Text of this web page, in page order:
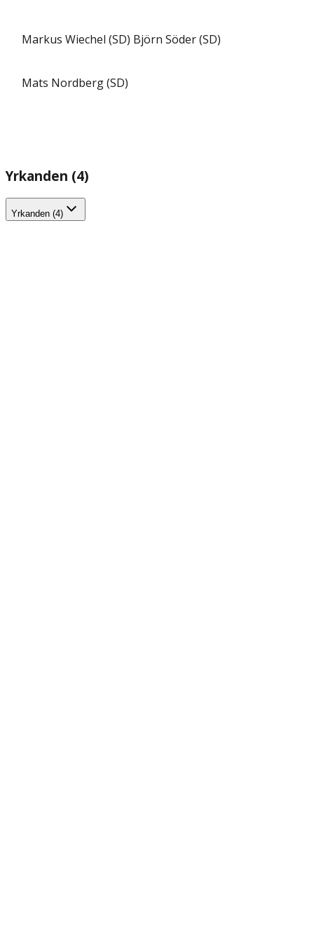
Markus Wiechel (SD) Björn Söder (SD)
Mats Nordberg (SD)
Yrkanden (4)
Yrkanden (4)